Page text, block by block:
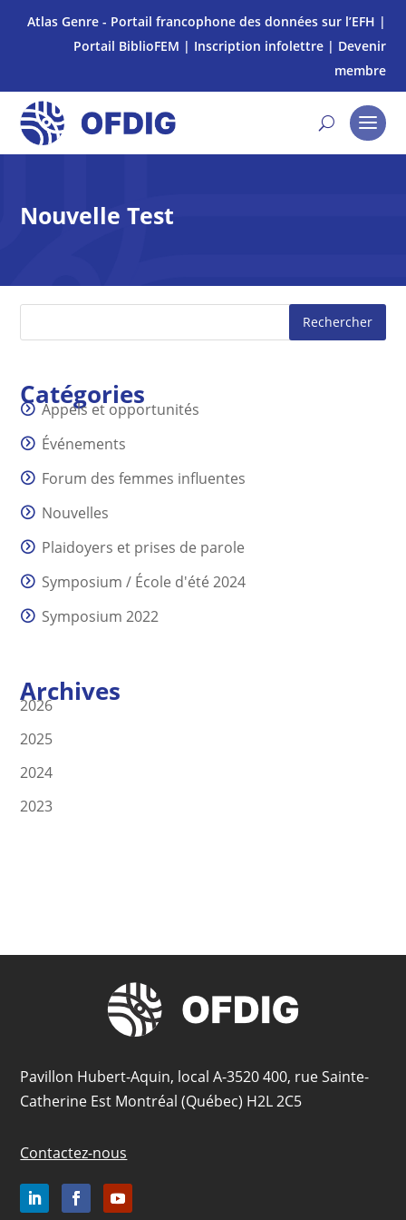
Atlas Genre - Portail francophone des données sur l’EFH |
Portail BiblioFEM | Inscription infolettre| Devenir
membre
Nouvelle Test
Rechercher
Catégories
Appels et opportunités
Événements
Forum des femmes influentes
Nouvelles
Plaidoyers et prises de parole
Symposium / École d'été 2024
Symposium 2022
Archives
2026
2025
2024
2023
Pavillon Hubert-Aquin, local A-3520 400, rue Sainte-
Catherine Est Montréal (Québec) H2L 2C5
Contactez-nous